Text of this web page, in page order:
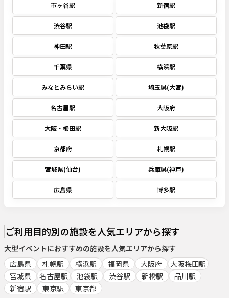
市ヶ谷駅 新宿駅
渋谷駅 池袋駅
神田駅 秋葉原駅
千葉県 横浜駅
みなとみらい駅 埼玉県(大宮)
名古屋駅 大阪府
大阪・梅田駅 新大阪駅
京都府 札幌駅
宮城県(仙台) 兵庫県(神戸)
広島県 博多駅
ご利用目的別の施設を人気エリアから探す
大型イベントにおすすめの施設を人気エリアから探す
広島県
札幌駅 横浜駅 福岡県 大阪府
大阪梅田駅
宮城県
名古屋駅 池袋駅 渋谷駅 新橋駅
品川駅
新宿駅
東京駅
東京都